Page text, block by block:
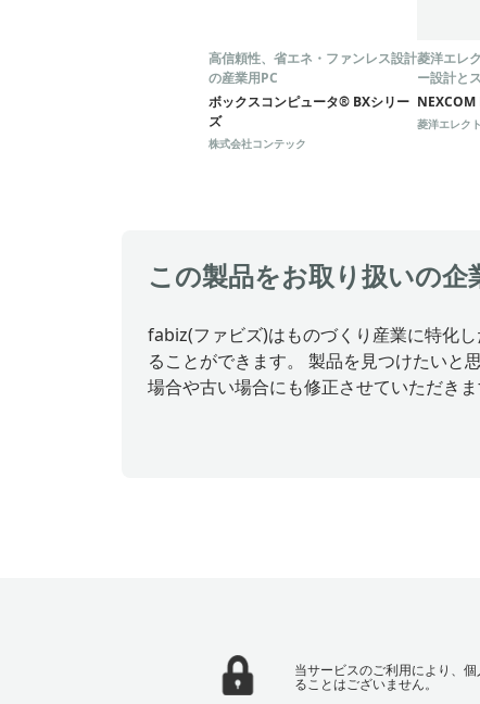
高信頼性、省エネ・ファンレス設計
の産業用PC
ボックスコンピュータ® BXシリー
ズ
株式会社コンテック
菱洋エレ
ー設計と
載した『
Spring
菱洋エレク
この製品をお取り扱いの企
fabiz(ファビズ)はものづくり産業に特化
ることができます。 製品を見つけたいと
場合や古い場合にも修正させていただき
当サービスのご利用により、
ることはございません。